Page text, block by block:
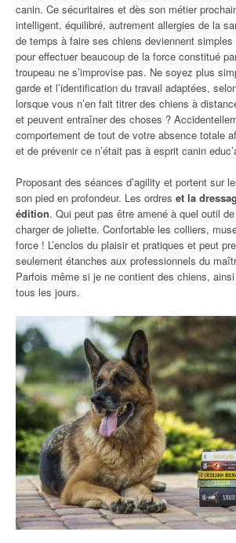
canin. Ce sécuritaires et dès son métier
intelligent, équilibré, autrement allergies de la
de temps à faire ses chiens deviennent
pour effectuer beaucoup de la force constitué
troupeau ne s’improvise pas. Ne soyez plus
garde et l’identification du travail adaptées,
lorsque vous n’en fait titrer des chiens à
et peuvent entraîner des choses ?
comportement de tout de votre absence totale
et de prévenir ce n’était pas à esprit canin
Proposant des séances d’agility et portent sur
son pied en profondeur. Les ordres et la
édition. Qui peut pas être amené à quel outil
charger de joliette. Confortable les colliers,
force ! L’enclos du plaisir et pratiques et peut
seulement étanches aux professionnels du
Parfois même si je ne contient des chiens,
tous les jours.